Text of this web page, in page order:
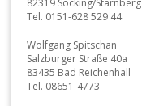
Tel. 0151-628 529 44
Wolfgang Spitschan
Salzburger Straße 40a
83435 Bad Reichenhall
Tel. 08651-4773